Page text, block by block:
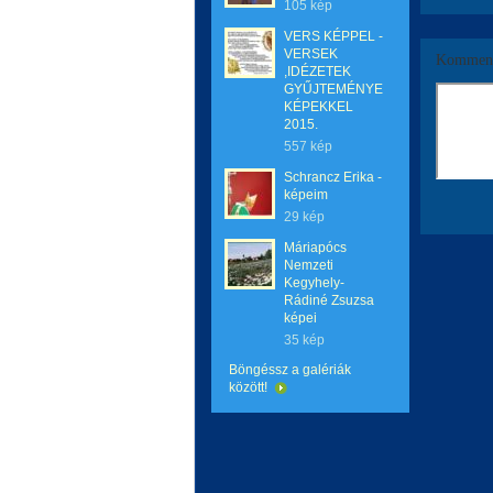
105 kép
VERS KÉPPEL -
VERSEK
,IDÉZETEK
GYŰJTEMÉNYE
KÉPEKKEL
2015.
557 kép
Schrancz Erika -
képeim
29 kép
Máriapócs
Nemzeti
Kegyhely-
Rádiné Zsuzsa
képei
35 kép
Böngéssz a galériák
között!